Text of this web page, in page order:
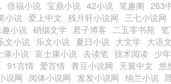
倍福小说 宝鼎小说 42小说 笔趣阁 263
小说 爱上中文 残月轩小说网 三七小说网
趣小说 硝烟文学 君子博客 二五零书苑
文小说 乐文小说 夏日小说 大文学 大语文
康小说 富士康小说 去读笔 技术阅读 少
91言情 爱言情 青豆小说网 天翼中文 悠
说网 阅体小说网 发发小说网 纳兰小说